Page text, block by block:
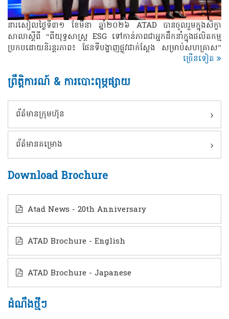
នារសៀលថ្ងៃទី៣១ ខែមីនា ឆ្នាំ២០២៦ ATAD បានចូលរួមក្នុងសិក្ខា
សាលាស្តីពី “ពីយុទ្ធសាស្ត្រ ESG ទៅកាន់ភាពជាអ្នកដឹកនាំក្នុងផលិតកម្ម
ប្រកបដោយនិរន្តរភាព៖ ផែនទីបង្ហាញផ្លូវជាក់ស្តែង សម្រាប់សហគ្រាស”
ដែលសហការរៀបចំដោយ Becamex Binh Dinh សហការជាមួយ
ច្រើនទៀត
ព្រឹត្តិការណ៍ & ការបោះពុម្ភផ្សាយ
ព័ត៌មានក្រុមហ៊ុន
ព័ត៌មានគម្រោង
Download Brochure
Atad News - 20th Anniversary
ATAD Brochure - English
ATAD Brochure - Japanese
ដំណឹងថ្មីៗ